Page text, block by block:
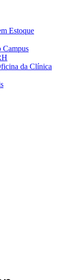
Estoque
Campus
da Clínica